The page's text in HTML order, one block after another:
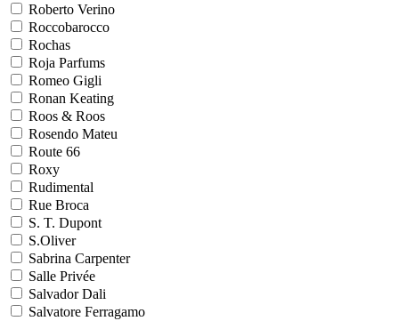
Roberto Verino
Roccobarocco
Rochas
Roja Parfums
Romeo Gigli
Ronan Keating
Roos & Roos
Rosendo Mateu
Route 66
Roxy
Rudimental
Rue Broca
S. T. Dupont
S.Oliver
Sabrina Carpenter
Salle Privée
Salvador Dali
Salvatore Ferragamo